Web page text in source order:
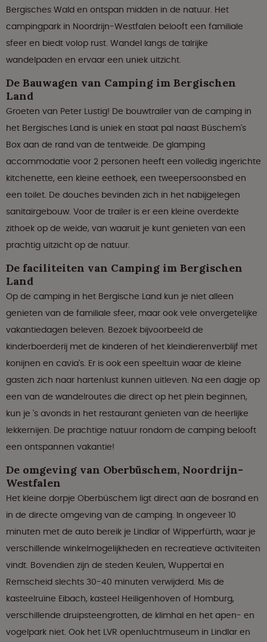
Bergisches Wald en ontspan midden in de natuur. Het
campingpark in Noordrijn-Westfalen belooft een familiale
sfeer en biedt volop rust. Wandel langs de talrijke
wandelpaden en ervaar een uniek uitzicht.
De Bauwagen van Camping im Bergischen
Land
Groeten van Peter Lustig! De bouwtrailer van de camping in
het Bergisches Land is uniek en staat pal naast Büschem's
Box aan de rand van de tentweide. De glamping
accommodatie voor 2 personen heeft een volledig ingerichte
kitchenette, een kleine eethoek, een tweepersoonsbed en
een toilet. De douches bevinden zich in het nabijgelegen
sanitairgebouw. Voor de trailer is er een kleine overdekte
zithoek op de weide, van waaruit je kunt genieten van een
prachtig uitzicht op de natuur.
De faciliteiten van Camping im Bergischen
Land
Op de camping in het Bergische Land kun je niet alleen
genieten van de familiale sfeer, maar ook vele onvergetelijke
vakantiedagen beleven. Bezoek bijvoorbeeld de
kinderboerderij met de kinderen of het kleindierenverblijf met
konijnen en cavia's. Er is ook een speeltuin waar de kleine
gasten zich naar hartenlust kunnen uitleven. Na een dagje op
een van de wandelroutes die direct op het plein beginnen,
kun je 's avonds in het restaurant genieten van de heerlijke
lekkernijen. De prachtige natuur rondom de camping belooft
een ontspannen vakantie!
De omgeving van Oberbüschem, Noordrijn-
Westfalen
Het kleine dorpje Oberbüschem ligt direct aan de bosrand en
in de directe omgeving van de camping. In ongeveer 10
minuten met de auto bereik je Lindlar of Wipperfürth, waar je
verschillende winkelmogelijkheden en recreatieve activiteiten
vindt. Bovendien zijn de steden Keulen, Wuppertal en
Remscheid slechts 30-40 minuten verwijderd. Mis de
kasteelruïne Eibach, kasteel Heiligenhoven of Homburg,
verschillende druipsteengrotten, de klimhal en het apen- en
vogelpark niet. Ook het LVR openluchtmuseum in Lindlar en